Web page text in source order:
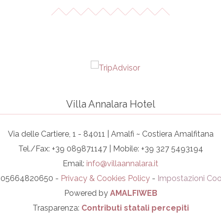
Villa Annalara Hotel
Via delle Cartiere, 1 - 84011 | Amalfi ~ Costiera Amalfitana
Tel./Fax: +39 089871147 | Mobile: +39 327 5493194
Email: info@villaannalara.it
05664820650 - Privacy & Cookies Policy - Impostazioni
Powered by AMALFIWEB
Trasparenza: Contributi statali percepiti